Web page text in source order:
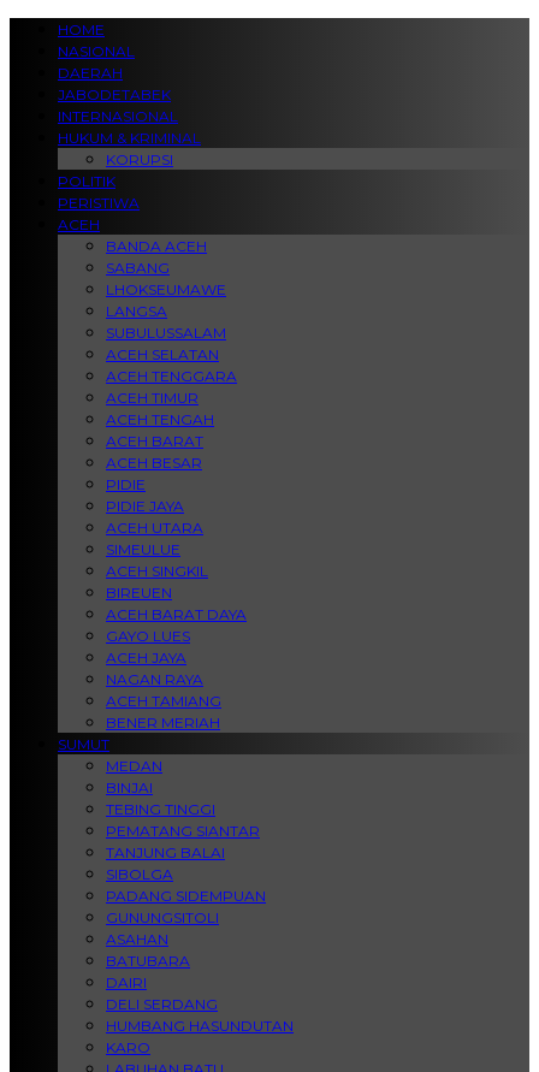
HOME
NASIONAL
DAERAH
JABODETABEK
INTERNASIONAL
HUKUM & KRIMINAL
KORUPSI
POLITIK
PERISTIWA
ACEH
BANDA ACEH
SABANG
LHOKSEUMAWE
LANGSA
SUBULUSSALAM
ACEH SELATAN
ACEH TENGGARA
ACEH TIMUR
ACEH TENGAH
ACEH BARAT
ACEH BESAR
PIDIE
PIDIE JAYA
ACEH UTARA
SIMEULUE
ACEH SINGKIL
BIREUEN
ACEH BARAT DAYA
GAYO LUES
ACEH JAYA
NAGAN RAYA
ACEH TAMIANG
BENER MERIAH
SUMUT
MEDAN
BINJAI
TEBING TINGGI
PEMATANG SIANTAR
TANJUNG BALAI
SIBOLGA
PADANG SIDEMPUAN
GUNUNGSITOLI
ASAHAN
BATUBARA
DAIRI
DELI SERDANG
HUMBANG HASUNDUTAN
KARO